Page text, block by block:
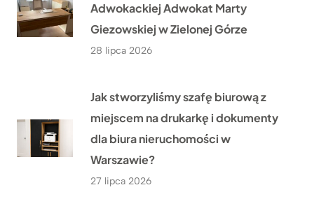
Adwokackiej Adwokat Marty
Giezowskiej w Zielonej Górze
28 lipca 2026
Jak stworzyliśmy szafę biurową z
miejscem na drukarkę i dokumenty
dla biura nieruchomości w
Warszawie?
27 lipca 2026